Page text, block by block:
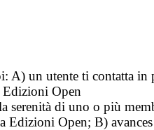
A) un utente ti contatta in
Open
serenità di uno o più
Edizioni Open; B)